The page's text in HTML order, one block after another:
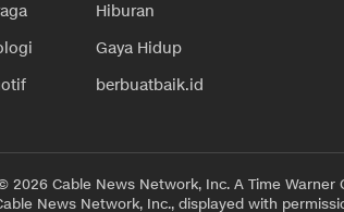
Hiburan
Gaya Hidup
berbuatbaik.id
Cable News Network, Inc. A Time Warner
News Network, Inc., displayed with